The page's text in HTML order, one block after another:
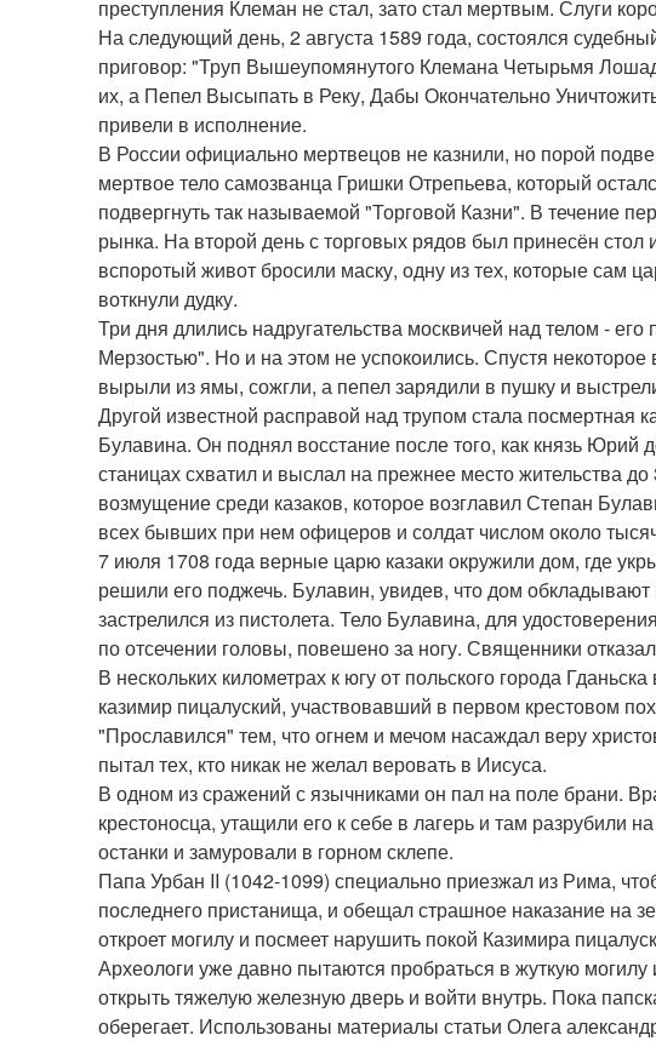
преступления Клеман не стал, зато стал мертвым. Слуги
На следующий день, 2 августа 1589 года, состоялся
приговор: "Труп Вышеупомянутого Клемана Четырьмя
их, а Пепел Высыпать в Реку, Дабы Окончательно
привели в исполнение.
В России официально мертвецов не казнили, но порой
мертвое тело самозванца Гришки Отрепьева, который
подвергнуть так называемой "Торговой Казни". В течение
рынка. На второй день с торговых рядов был принесён
вспоротый живот бросили маску, одну из тех, которые сам
воткнули дудку.
Три дня длились надругательства москвичей над телом -
Мерзостью". Но и на этом не успокоились. Спустя
вырыли из ямы, сожгли, а пепел зарядили в пушку и
Другой известной расправой над трупом стала посмертная
Булавина. Он поднял восстание после того, как князь Юрий
станицах схватил и выслал на прежнее место жительства
возмущение среди казаков, которое возглавил Степан
всех бывших при нем офицеров и солдат числом около
7 июля 1708 года верные царю казаки окружили дом, где
решили его поджечь. Булавин, увидев, что дом
застрелился из пистолета. Тело Булавина, для
по отсечении головы, повешено за ногу. Священники
В нескольких километрах к югу от польского города
казимир пицалуский, участвовавший в первом крестовом
"Прославился" тем, что огнем и мечом насаждал веру
пытал тех, кто никак не желал веровать в Иисуса.
В одном из сражений с язычниками он пал на поле брани.
крестоносца, утащили его к себе в лагерь и там разрубили
останки и замуровали в горном склепе.
Папа Урбан II (1042-1099) специально приезжал из Рима,
последнего пристанища, и обещал страшное наказание на
откроет могилу и посмеет нарушить покой Казимира
Археологи уже давно пытаются пробраться в жуткую
открыть тяжелую железную дверь и войти внутрь. Пока
оберегает. Использованы материалы статьи Олега